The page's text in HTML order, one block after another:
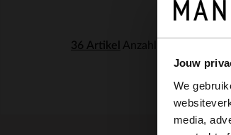
Jouw
We
media,
Anzahl der Produkte